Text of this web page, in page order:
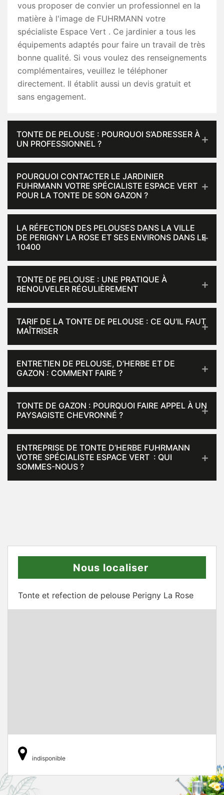
vous proposer de convier un professionnel en la
matière à l'image de FUHRMANN votre
spécialiste Espace Vert . Ce jardinier a tous les
équipements adaptés pour faire un travail de très
bonne qualité. Si vous voulez des renseignements
complémentaires, veuillez le téléphoner
directement. Il établit aussi un devis gratuit et
sans engagement.
TONTE DE PELOUSE : POURQUOI S’ADRESSER À
UN PROFESSIONNEL ?
POURQUOI CONTACTER LE JARDINIER
FUHRMANN VOTRE SPÉCIALISTE ESPACE VERT
POUR LA TONTE DE SON GAZON ?
LA RÉFECTION DES PELOUSES DANS LA VILLE
DE PERIGNY LA ROSE ET SES ENVIRONS DANS LE
10400
TONTE DE PELOUSE : UNE PRATIQUE À
RENOUVELER RÉGULIÈREMENT
TARIF DE LA TONTE DE PELOUSE : CE QU’IL FAUT
MAÎTRISER
ENTRETIEN DE PELOUSE, D’HERBE ET DE
GAZON : COMMENT FAIRE ?
TONTE DE GAZON : POURQUOI FAIRE APPEL À UN
PAYSAGISTE CHEVRONNÉ ?
ENTREPRISE DE TONTE D’HERBE FUHRMANN
VOTRE SPÉCIALISTE ESPACE VERT : QUI
SOMMES-NOUS ?
Nous localiser
Tonte et refection de pelouse Perigny La Rose
indisponible